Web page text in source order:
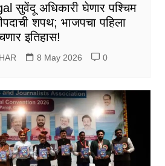
सुवेंदू अधिकारी घेणार पश्चिम
शपथ; भाजपचा पहिला
इतिहास!
8 May 2026 0